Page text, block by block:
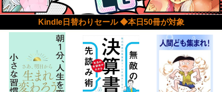
Kindle日替わりセール ◆本日50冊が対象